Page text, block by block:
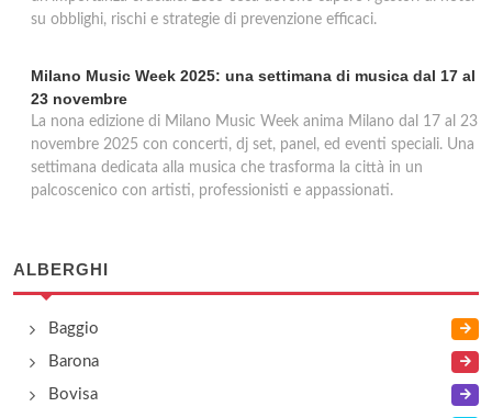
su obblighi, rischi e strategie di prevenzione efficaci.
Milano Music Week 2025: una settimana di musica dal 17 al
23 novembre
La nona edizione di Milano Music Week anima Milano dal 17 al 23
novembre 2025 con concerti, dj set, panel, ed eventi speciali. Una
settimana dedicata alla musica che trasforma la città in un
palcoscenico con artisti, professionisti e appassionati.
ALBERGHI
Baggio
Barona
Bovisa